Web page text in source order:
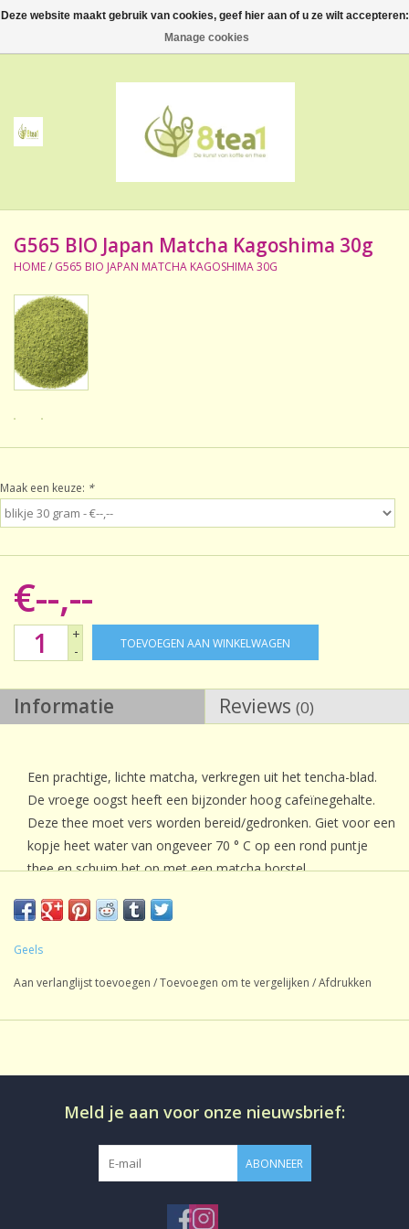
0 Artikelen - €--,--
Thee
Accessoires
NIEUW! Verpakte thee
BeppeDeli en 8tea1
Contact
Sale!
Laatste kans!
G565 BIO Japan Matcha Kagoshima 30g
HOME/ G565 BIO JAPAN MATCHA KAGOSHIMA 30G
Maak een keuze: *
€--,--
+
-
TOEVOEGEN AAN WINKELWAGEN
Informatie Reviews (0)
Een prachtige, lichte matcha, verkregen uit het tencha-blad.
De vroege oogst heeft een bijzonder hoog cafeïnegehalte.
Deze thee moet vers worden bereid/gedronken. Giet voor een
kopje heet water van ongeveer 70 ° C op een rond puntje
thee en schuim het op met een matcha borstel.
Inhoud: blikje met 30 gram.
Ingrediënten
Groene thee uit de biologische landbouw.
Geels
Aan verlanglijst toevoegen /Toevoegen om te vergelijken /Afdrukken
Meld je aan voor onze nieuwsbrief:
ABONNEER
Deze website maakt gebruik van cookies, geef hier aan of u ze wilt accepteren:
Manage cookies